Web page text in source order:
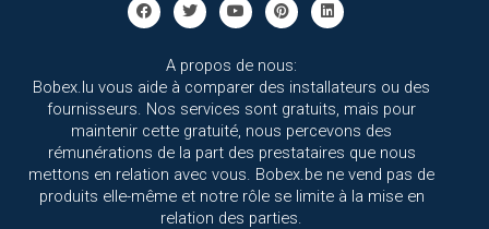
A propos de nous:
Bobex.lu vous aide à comparer des installateurs ou des
fournisseurs. Nos services sont gratuits, mais pour
maintenir cette gratuité, nous percevons des
rémunérations de la part des prestataires que nous
mettons en relation avec vous. Bobex.be ne vend pas de
produits elle-même et notre rôle se limite à la mise en
relation des parties.